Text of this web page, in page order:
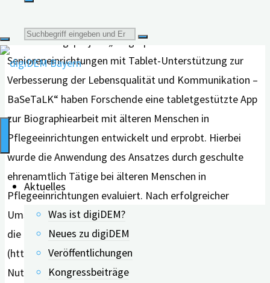
Suche
nach:
Aktuelles
Was ist digiDEM?
Neues zu digiDEM
Veröffentlichungen
Kongressbeiträge
Im Forschungsprojekt „Biographiearbeit in
Senioreneinrichtungen mit Tablet-Unterstützung zur
Verbesserung der Lebensqualität und Kommunikation –
BaSeTaLK“ haben Forschende eine tabletgestützte App
zur Biographiearbeit mit älteren Menschen in
Pflegeeinrichtungen entwickelt und erprobt. Hierbei
wurde die Anwendung des Ansatzes durch geschulte
ehrenamtlich Tätige bei älteren Menschen in
Pflegeeinrichtungen evaluiert. Nach erfolgreicher
Umsetzung wurde die App in eine Web-App übertragen,
die kostenfrei zur Verfügung steht
(https://www.basetalk.de/). Denkbar ist aber auch die
Nutzung der App durch Therapeutinnen und